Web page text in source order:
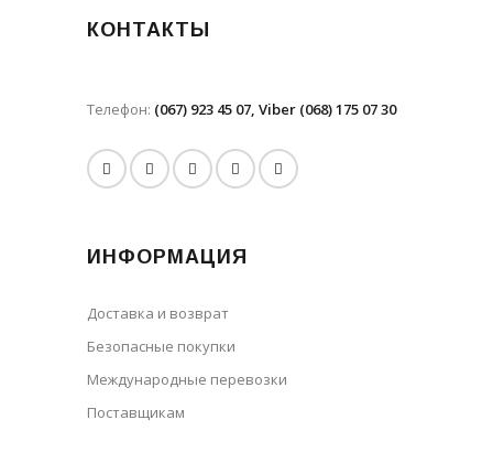
КОНТАКТЫ
Телефон: (067) 923 45 07, Viber (068) 175 07 30
ИНФОРМАЦИЯ
Доставка и возврат
Безопасные покупки
Международные перевозки
Поставщикам